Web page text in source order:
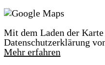
Mit dem Laden der
Datenschutzerklärung
Mehr erfahren